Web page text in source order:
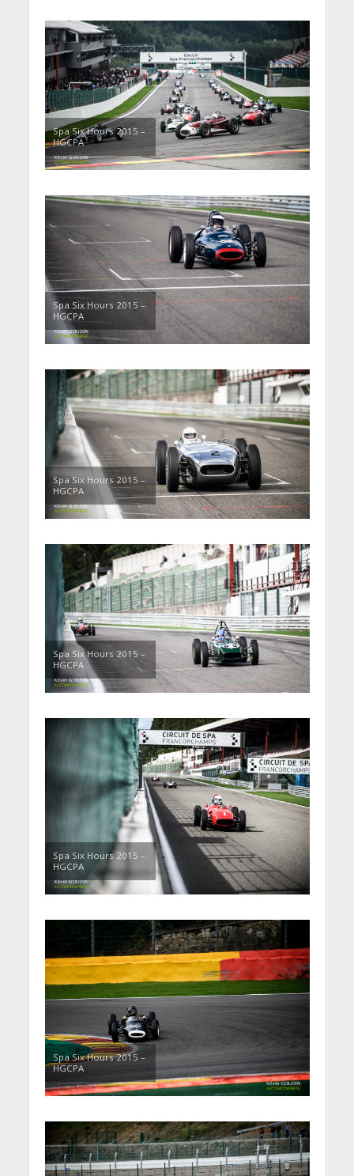
Spa Six Hours 2015 –
HGCPA
Spa Six Hours 2015 –
HGCPA
Spa Six Hours 2015 –
HGCPA
Spa Six Hours 2015 –
HGCPA
Spa Six Hours 2015 –
HGCPA
Spa Six Hours 2015 –
HGCPA